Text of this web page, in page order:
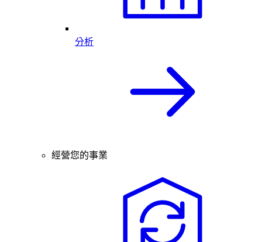
分析
經營您的事業